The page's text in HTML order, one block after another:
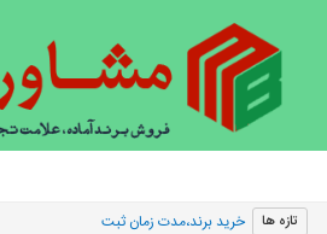
تازه ها خرید برند،مدت زمان ثبت برند چقدر اس